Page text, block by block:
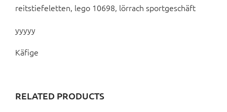
reitstiefeletten, lego 10698, lörrach sportgeschäft
yyyyy
Käfige
RELATED PRODUCTS